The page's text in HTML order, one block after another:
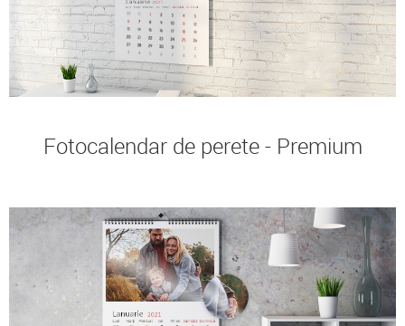
Fotocalendar de perete - Premium